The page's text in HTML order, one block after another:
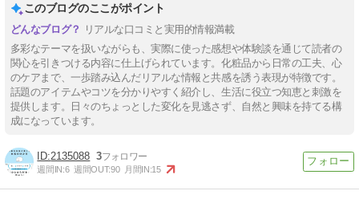
このブログのここがポイント
リアルな口コミと実用的情報満載
多彩なテーマを扱いながらも、実際に使った感想や体験談を通じて読者の
関心を引きつける内容に仕上げられています。化粧品から日常の工夫、心
のケアまで、一歩踏み込んだリアルな情報と共感を誘う表現が特徴です。
話題のアイテムやコツを分かりやすく紹介し、生活に役立つ知恵と刺激を
提供します。日々のちょっとした変化を見逃さず、自然と興味を持てる構
成になっています。
2135088 3
週間IN:6 週間OUT:90 月間IN:15